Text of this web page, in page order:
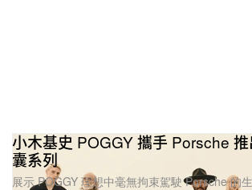
小木基史 POGGY 攜手 Porsche
囊系列
展示 POGGY 理想中毫無拘束駕駛 Porsche 的